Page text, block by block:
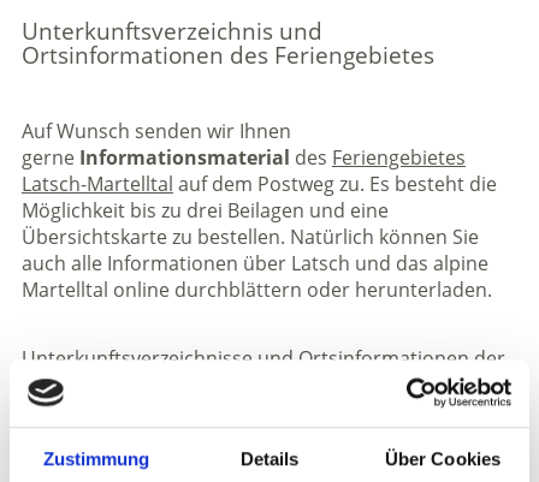
Zustimmung Details Über Cookies
Unterkunftsverzeichnis und
Ortsinformationen des Feriengebietes
Auf Wunsch senden wir Ihnen
gerne Informationsmaterial des Feriengebietes
Latsch-Martelltal auf dem Postweg zu. Es besteht die
Möglichkeit bis zu drei Beilagen und eine
Übersichtskarte zu bestellen. Natürlich können Sie
auch alle Informationen über Latsch und das alpine
Martelltal online durchblättern oder herunterladen.
Unterkunftsverzeichnisse und Ortsinformationen der
Feriengebiete
Hier findest du die wichtigsten Informationen und